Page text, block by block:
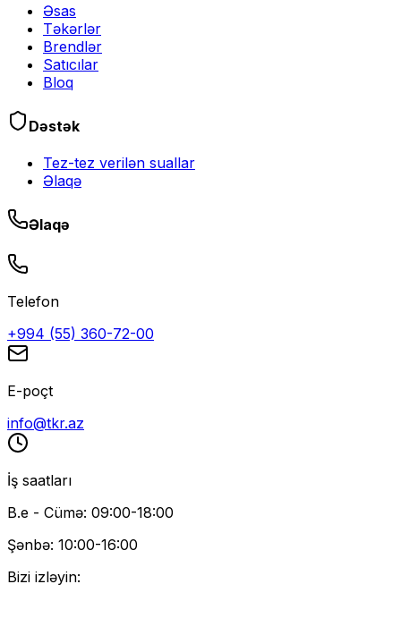
Əsas
Təkərlər
Brendlər
Satıcılar
Bloq
Dəstək
Tez-tez verilən suallar
Əlaqə
Əlaqə
Telefon
+994 (55) 360-72-00
E-poçt
info@tkr.az
İş saatları
B.e - Cümə: 09:00-18:00
Şənbə: 10:00-16:00
Bizi izləyin: